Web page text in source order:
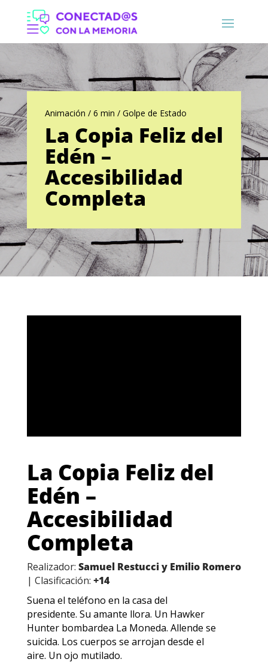
Animación / 6 min / Golpe de Estado
La Copia Feliz del
Edén –
Accesibilidad
Completa
La Copia Feliz del
Edén –
Accesibilidad
Completa
Realizador: Samuel Restucci y Emilio Romero
| Clasificación: +14
Suena el teléfono en la casa del
presidente. Su amante llora. Un Hawker
Hunter bombardea La Moneda. Allende se
suicida. Los cuerpos se arrojan desde el
aire. Un ojo mutilado.